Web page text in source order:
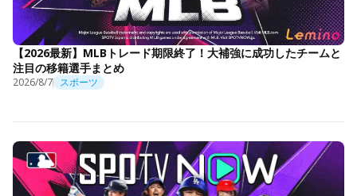
【2026最新】MLBトレード期限終了！大補強に成功したチームと
注目の移籍選手まとめ
2026/8/7 スポーツ